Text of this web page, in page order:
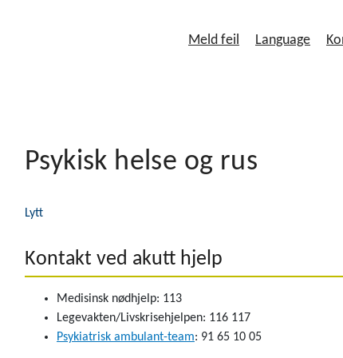
Meld feil Language
Psykisk helse og rus
Lytt
Kontakt ved akutt hjelp
Medisinsk nødhjelp: 113
Legevakten/Livskrisehjelpen: 116 117
Psykiatrisk ambulant-team: 91 65 10 05